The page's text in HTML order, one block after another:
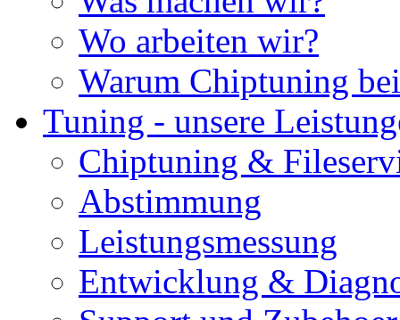
Wo arbeiten wir?
Warum Chiptuning
Tuning - unsere
Chiptuning &
Abstimmung
Leistungsmessung
Entwicklung &